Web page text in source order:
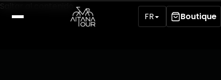
Saltar al contenido
Boutique
FR